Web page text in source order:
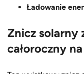
Ładowanie
Znicz solarny
całoroczny